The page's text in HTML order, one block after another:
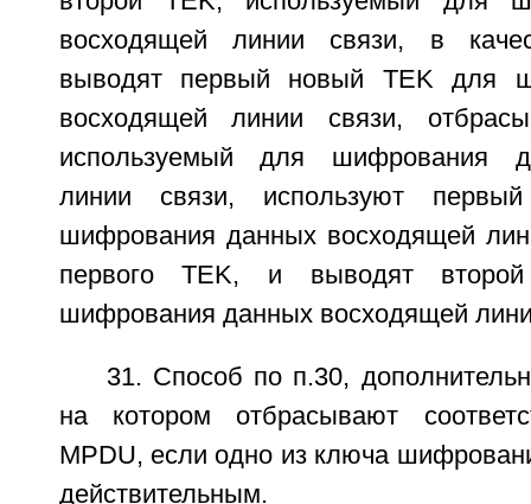
восходящей линии связи, в
выводят первый новый TEK для
восходящей линии связи,
используемый для шифрования
линии связи, используют
шифрования данных восходящей
первого TEK, и выводят
шифрования данных восходящей
31. Способ по п.30,
на котором отбрасывают
MPDU, если одно из ключа
действительным.